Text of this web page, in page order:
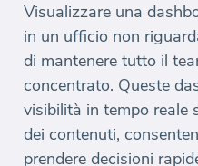
Visualizzare una
in un ufficio non
di mantenere tutto il
concentrato. Queste
visibilità in tempo reale
dei contenuti,
prendere decisioni